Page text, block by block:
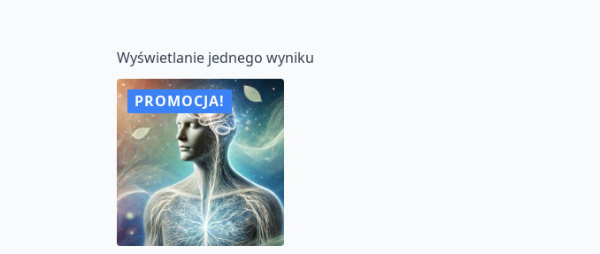
Wyświetlanie jednego wyniku
PROMOCJA!